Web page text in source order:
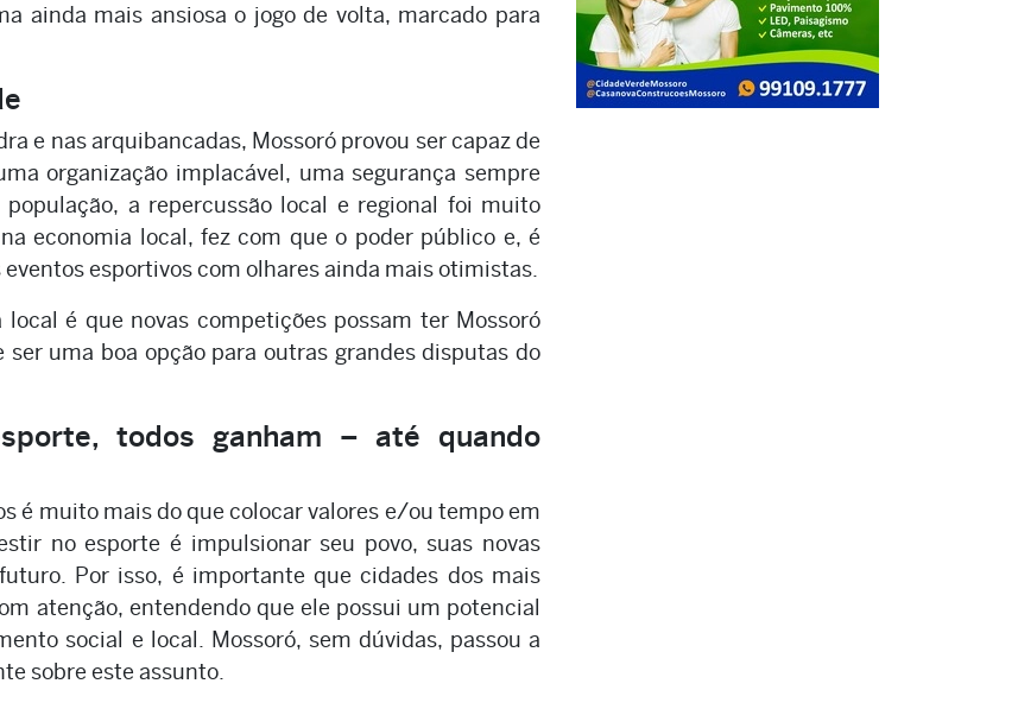
ainda mais ansiosa o jogo de volta, marcado para
e nas arquibancadas, Mossoró provou ser capaz de
organização implacável, uma segurança sempre
a repercussão local e regional foi muito
economia local, fez com que o poder público e, é
esportivos com olhares ainda mais otimistas.
é que novas competições possam ter Mossoró
uma boa opção para outras grandes disputas do
todos ganham – até quando
é muito mais do que colocar valores e/ou tempo em
no esporte é impulsionar seu povo, suas novas
Por isso, é importante que cidades dos mais
atenção, entendendo que ele possui um potencial
social e local. Mossoró, sem dúvidas, passou a
sobre este assunto.